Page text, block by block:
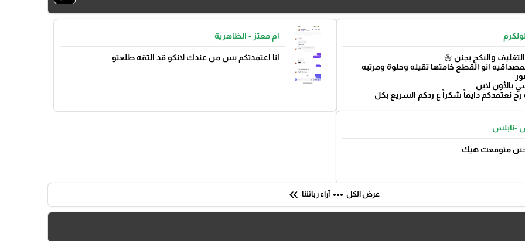
والبكج بجنن 🌼
انو القطع خامتها تقيله وحلوة ومرتبه
بالأون لاين
رح نعتمدكم دايماً شكراً ع ردكم السريع بكل
ام معتز - الظاهرية
انا اعتمدتكم بس من عندك لانكو قد الثقه طلعتو
-نابلس
متوقعت هيك
عرض الكل more_horiz آراء زبائننا keyboard_double_arrow_left